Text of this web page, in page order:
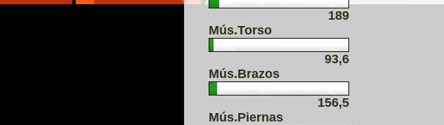
189
Mús.Torso
93,6
Mús.Brazos
156,5
Mús.Piernas